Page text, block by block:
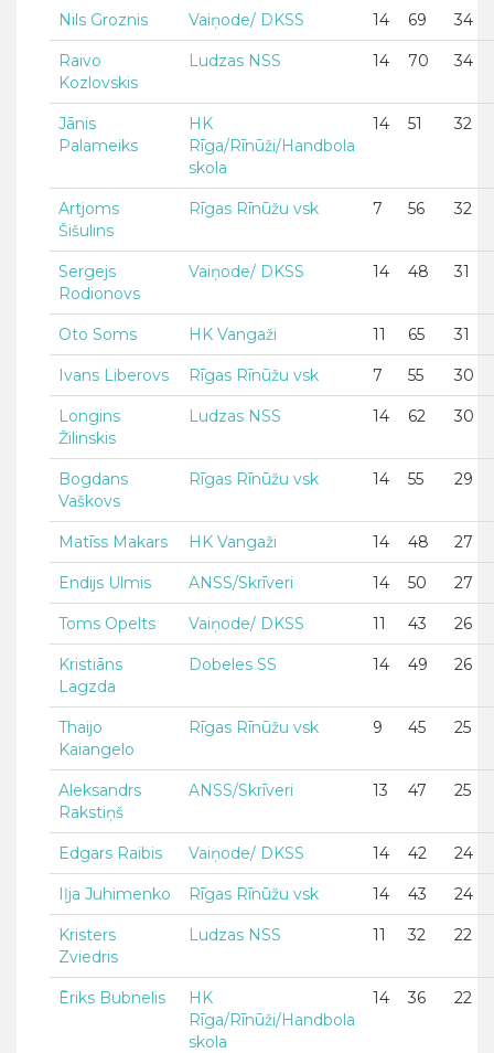
Nils Groznis Vaiņode/ DKSS 14 69 34
Raivo
Kozlovskis
Ludzas NSS 14 70 34
Jānis
Palameiks
HK
Rīga/Rīnūži/Handbola
skola
14 51 32
Artjoms
Šišulins
Rīgas Rīnūžu vsk 7 56 32
Sergejs
Rodionovs
Vaiņode/ DKSS 14 48 31
Oto Soms HK Vangaži 11 65 31
Ivans Liberovs Rīgas Rīnūžu vsk 7 55 30
Longins
Žilinskis
Ludzas NSS 14 62 30
Bogdans
Vaškovs
Rīgas Rīnūžu vsk 14 55 29
Matīss Makars HK Vangaži 14 48 27
Endijs Ulmis ANSS/Skrīveri 14 50 27
Toms Opelts Vaiņode/ DKSS 11 43 26
Kristiāns
Lagzda
Dobeles SS 14 49 26
Thaijo
Kaiangelo
Rīgas Rīnūžu vsk 9 45 25
Aleksandrs
Rakstiņš
ANSS/Skrīveri 13 47 25
Edgars Raibis Vaiņode/ DKSS 14 42 24
Iļja Juhimenko Rīgas Rīnūžu vsk 14 43 24
Kristers
Zviedris
Ludzas NSS 11 32 22
Ēriks Bubnelis
HK
Rīga/Rīnūži/Handbola
skola
14 36 22